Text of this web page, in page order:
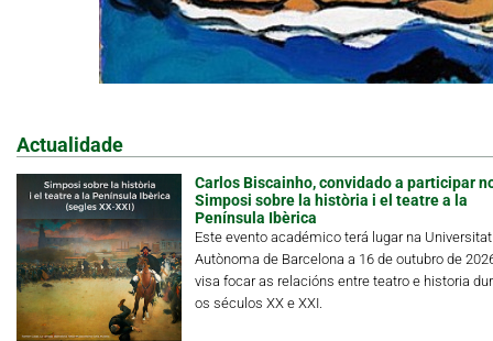
Actualidade
Carlos Biscainho, convidado a participar
Simposi sobre la història i el teatre a la
Península Ibèrica
Este evento académico terá lugar na Universitat
Autònoma de Barcelona a 16 de outubro de
visa focar as relacións entre teatro e historia
os séculos XX e XXI.